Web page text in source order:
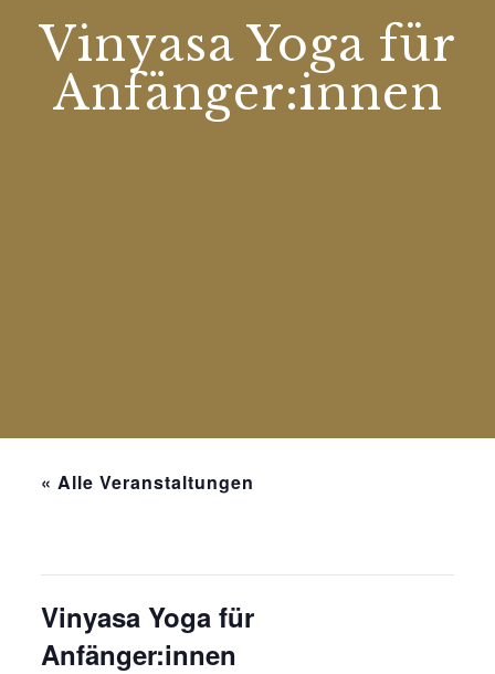
Vinyasa Yoga für
Anfänger:innen
« Alle Veranstaltungen
Vinyasa Yoga für
Anfänger:innen